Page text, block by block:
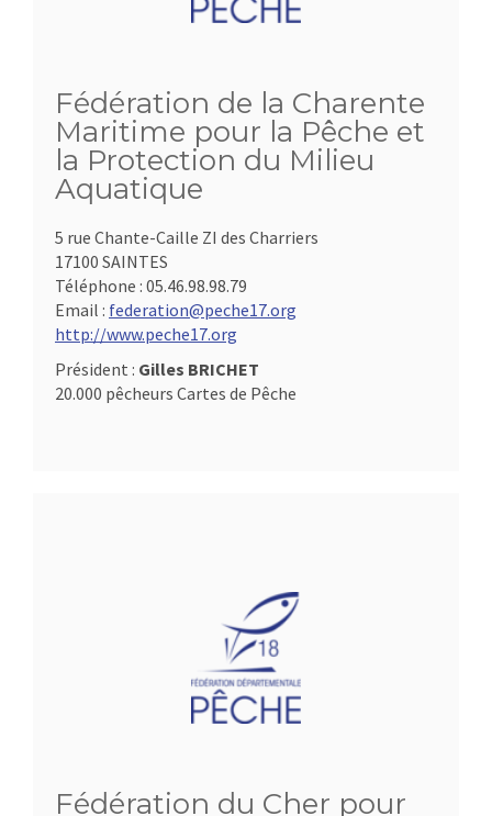
Fédération de la Charente
Maritime pour la Pêche et
la Protection du Milieu
Aquatique
5 rue Chante-Caille ZI des Charriers
17100 SAINTES
Téléphone : 05.46.98.98.79
Email : federation@peche17.org
http://www.peche17.org
Président : Gilles BRICHET
20.000 pêcheurs Cartes de Pêche
Fédération du Cher pour